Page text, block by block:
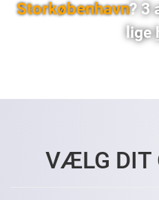
Storkøbenhavn? 3
lige
VÆLG DIT